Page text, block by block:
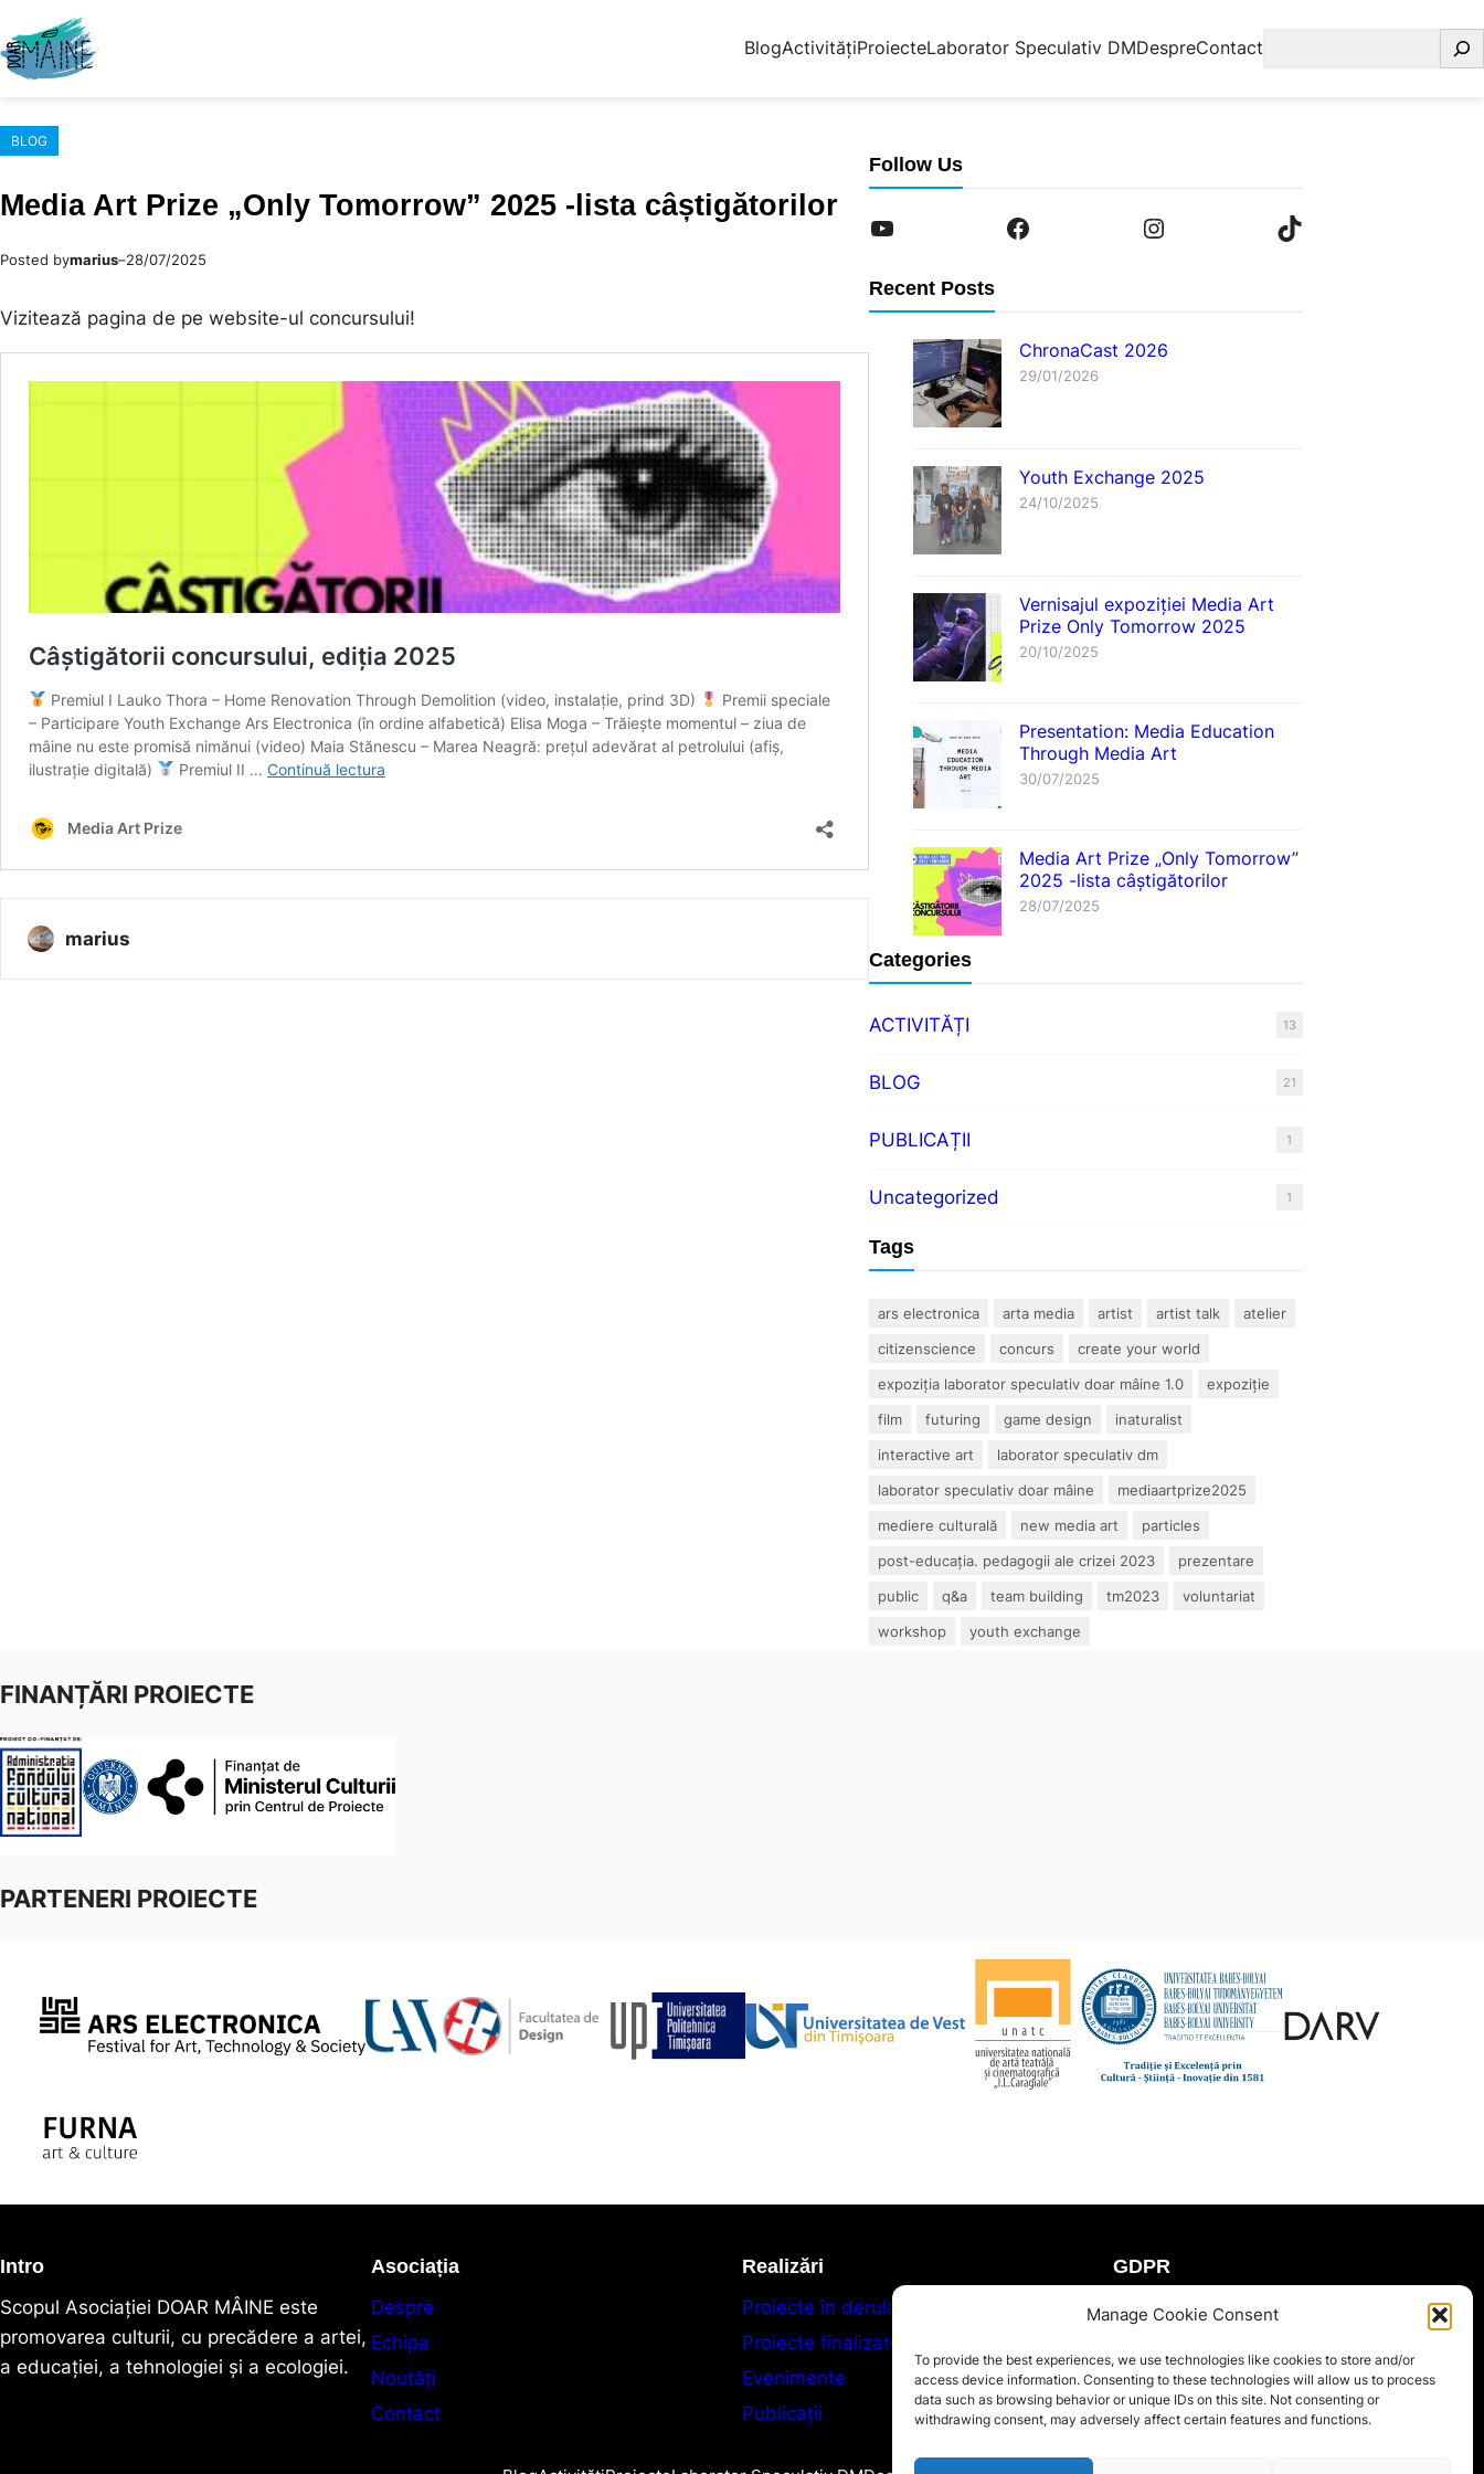
Manage Cookie Consent
To provide the best experiences, we use technologies like cookies to store and/or
access device information. Consenting to these technologies will allow us to process
data such as browsing behavior or unique IDs on this site. Not consenting or
withdrawing consent, may adversely affect certain features and functions.
la
conținut
BlogActivitățiProiecteLaborator Speculativ DMDespreContact
BLOG
Media Art Prize „Only Tomorrow” 2025 -lista câștigătorilor
Posted bymarius–28/07/2025
Vizitează pagina de pe website-ul concursului!
marius
Follow Us
YouTube Facebook Instagram TikTok
Recent Posts
ChronaCast 2026
29/01/2026
Youth Exchange 2025
24/10/2025
Vernisajul expoziției Media Art
Prize Only Tomorrow 2025
20/10/2025
Presentation: Media Education
Through Media Art
30/07/2025
Media Art Prize „Only Tomorrow”
2025 -lista câștigătorilor
28/07/2025
Categories
ACTIVITĂȚI 13
BLOG 21
PUBLICAȚII 1
Uncategorized 1
Tags
ars electronica arta media artist artist talk
atelier
citizenscience
concurs
create your world
expoziția laborator speculativ doar mâine 1.0
expoziție
film
futuring game design
inaturalist
interactive art
laborator speculativ dm
laborator speculativ doar mâine
mediaartprize2025
mediere culturală
new media art
particles
post-educația. pedagogii ale crizei 2023
prezentare
public
q&a team building tm2023
voluntariat
workshop
youth exchange
FINANȚĂRI PROIECTE
PARTENERI PROIECTE
Intro
Scopul Asociaţiei DOAR MÂINE este
promovarea culturii, cu precădere a artei,
a educației, a tehnologiei și a ecologiei.
Asociația
Despre
Echipa
Noutăți
Contact
Realizări
Proiecte în derulare
Proiecte finalizate
Evenimente
Publicații
GDPR
Politica de confidențialitate
Termenii și condiții